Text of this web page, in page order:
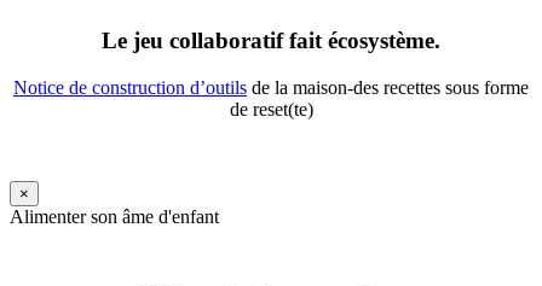
Le jeu collaboratif fait écosystème.
Notice de construction d’outils de la maison-des recettes sous forme
de reset(te)
×
Alimenter son âme d'enfant